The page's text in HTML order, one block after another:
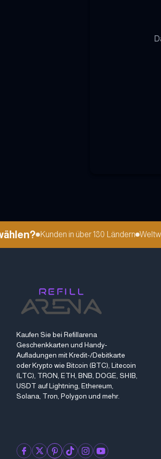
Kunden in über 180 Ländern Weltweit
Kaufen Sie bei Refillarena
Geschenkkarten und Handy-
Aufladungen mit Kredit-/Debitkarte
oder Krypto wie Bitcoin (BTC), Litecoin
(LTC), TRON, ETH, BNB, DOGE, SHIB,
USDT auf Lightning, Ethereum,
Solana, Tron, Polygon und mehr.
facebook
twitter
pinterest
tiktok
instagram
youtube